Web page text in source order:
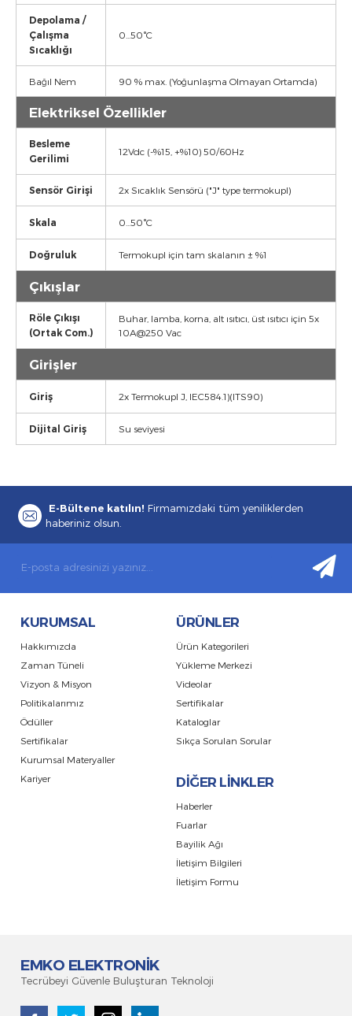
Depolama /
Çalışma
Sıcaklığı
0...50°C
Bağıl Nem 90 % max. (Yoğunlaşma Olmayan Ortamda)
Elektriksel Özellikler
Besleme
Gerilimi
12Vdc (-%15, +%10) 50/60Hz
Sensör Girişi 2x Sıcaklık Sensörü ("J" type termokupl)
Skala 0...50°C
Doğruluk Termokupl için tam skalanın ± %1
Çıkışlar
Röle Çıkışı
(Ortak Com.)
Buhar, lamba, korna, alt ısıtıcı, üst ısıtıcı için 5x
10A@250 Vac
Girişler
Giriş 2x Termokupl J, IEC584.1)(ITS90)
Dijital Giriş Su seviyesi
E-Bültene katılın! Firmamızdaki tüm yeniliklerden
haberiniz olsun.
KURUMSAL
Hakkımızda
Zaman Tüneli
Vizyon & Misyon
Politikalarımız
Ödüller
Sertifikalar
Kurumsal Materyaller
Kariyer
ÜRÜNLER
Ürün Kategorileri
Yükleme Merkezi
Videolar
Sertifikalar
Kataloglar
Sıkça Sorulan Sorular
DİĞER LİNKLER
Haberler
Fuarlar
Bayilik Ağı
İletişim Bilgileri
İletişim Formu
EMKO ELEKTRONİK
Tecrübeyi Güvenle Buluşturan Teknoloji